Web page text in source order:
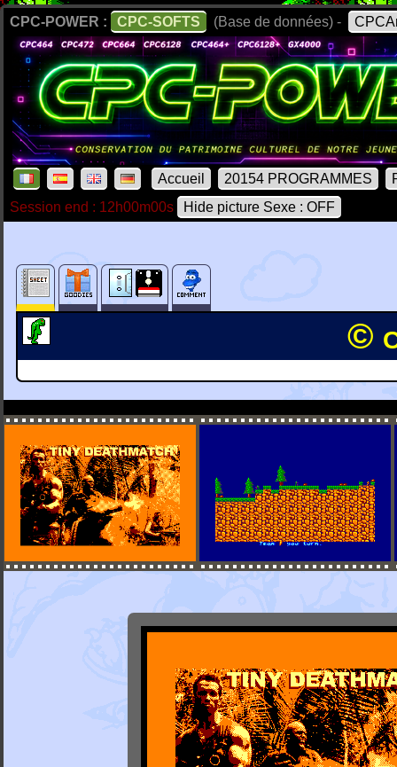
CPC-POWER : CPC-SOFTS (Base de données) -
Accueil 20154 PROGRAMMES
Session end : 12h00m00s
Hide picture Sexe : OFF
©